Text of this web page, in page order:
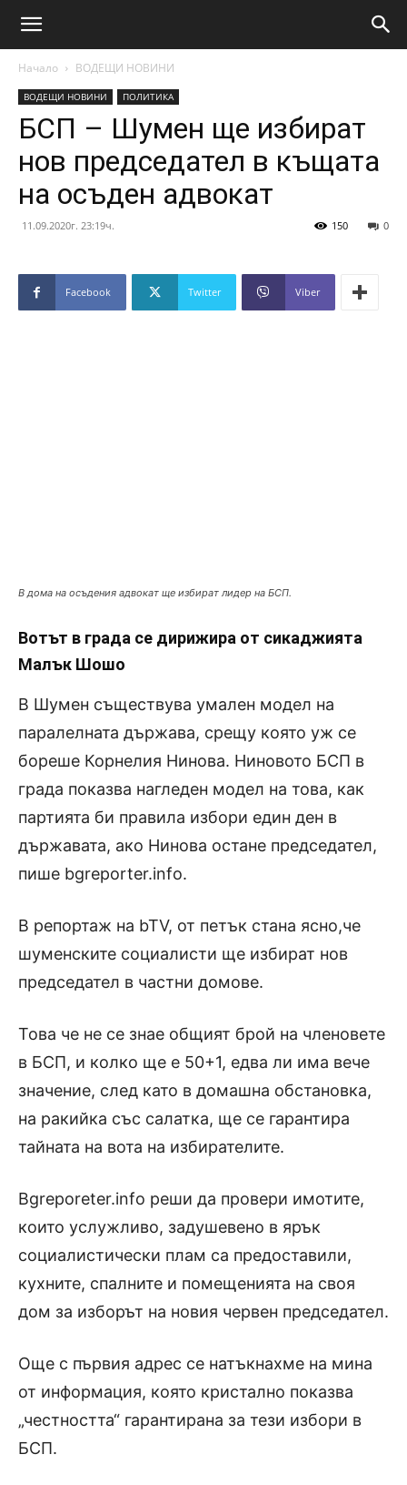
Начало ВОДЕЩИ НОВИНИ
ВОДЕЩИ НОВИНИ ПОЛИТИКА
БСП – Шумен ще избират
нов председател в къщата
на осъден адвокат
11.09.2020г. 23:19ч. 0
150
Facebook Twitter Viber
В дома на осъдения адвокат ще избират лидер на БСП.
Вотът в града се дирижира от сикаджията
Малък Шошо
В Шумен съществува умален модел на
паралелната държава, срещу която уж се
бореше Корнелия Нинова. Ниновото БСП в
града показва нагледен модел на това, как
партията би правила избори един ден в
държавата, ако Нинова остане председател,
пише bgreporter.info.
В репортаж на bTV, от петък стана ясно,че
шуменските социалисти ще избират нов
председател в частни домове.
Това че не се знае общият брой на членовете
в БСП, и колко ще е 50+1, едва ли има вече
значение, след като в домашна обстановка,
на ракийка със салатка, ще се гарантира
тайната на вота на избирателите.
Bgreporeter.info реши да провери имотите,
които услужливо, задушевено в ярък
социалистически плам са предоставили,
кухните, спалните и помещенията на своя
дом за изборът на новия червен председател.
Още с първия адрес се натъкнахме на мина
от информация, която кристално показва
„честността“ гарантирана за тези избори в
БСП.